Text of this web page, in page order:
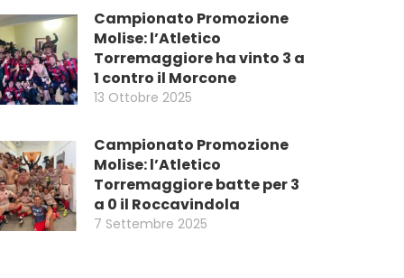
Campionato Promozione
Molise: l’Atletico
Torremaggiore ha vinto 3 a
1 contro il Morcone
13 Ottobre 2025
Campionato Promozione
Molise: l’Atletico
Torremaggiore batte per 3
a 0 il Roccavindola
7 Settembre 2025